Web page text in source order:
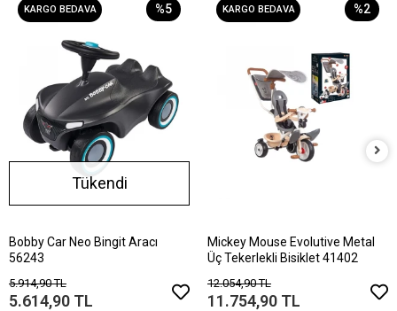
KARGO BEDAVA %5
Tükendi
Bobby Car Neo Bingit Aracı
56243
5.914,90 TL
5.614,90 TL
KARGO BEDAVA %2
Mickey Mouse Evolutive Metal
Üç Tekerlekli Bisiklet 41402
12.054,90 TL
11.754,90 TL